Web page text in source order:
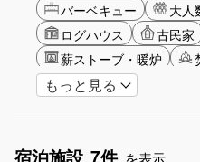
バーベキュー
大人
ログハウス
古民家
薪ストーブ・暖炉
カップル
グランピング
もっと見る
宿泊施設 7件 を表示